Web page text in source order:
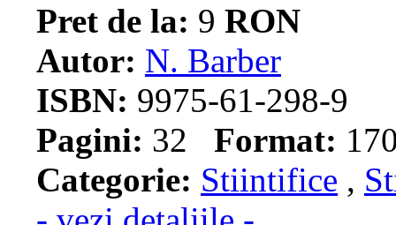
Pret de la: 9 RON
Autor: N. Barber
ISBN: 9975-61-298-9
Pagini: 32 Format:
Categorie: Stiintifice ,